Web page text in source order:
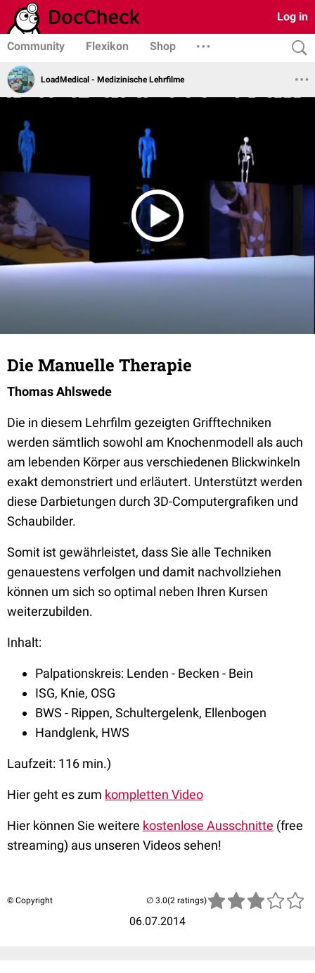
Log in
Community Flexikon Shop
LoadMedical - Medizinische Lehrfilme
Die Manuelle Therapie
Thomas Ahlswede
Die in diesem Lehrfilm gezeigten Grifftechniken
werden sämtlich sowohl am Knochenmodell als auch
am lebenden Körper aus verschiedenen Blickwinkeln
exakt demonstriert und erläutert. Unterstützt werden
diese Darbietungen durch 3D-Computergrafiken und
Schaubilder.
Somit ist gewährleistet, dass Sie alle Techniken
genauestens verfolgen und damit nachvollziehen
können um sich so optimal neben Ihren Kursen
weiterzubilden.
Inhalt:
Palpationskreis: Lenden - Becken - Bein
ISG, Knie, OSG
BWS - Rippen, Schultergelenk, Ellenbogen
Handglenk, HWS
Laufzeit: 116 min.)
Hier geht es zum kompletten Video
Hier können Sie weitere kostenlose Ausschnitte (free
streaming) aus unseren Videos sehen!
© Copyright
06.07.2014
(2 ratings)